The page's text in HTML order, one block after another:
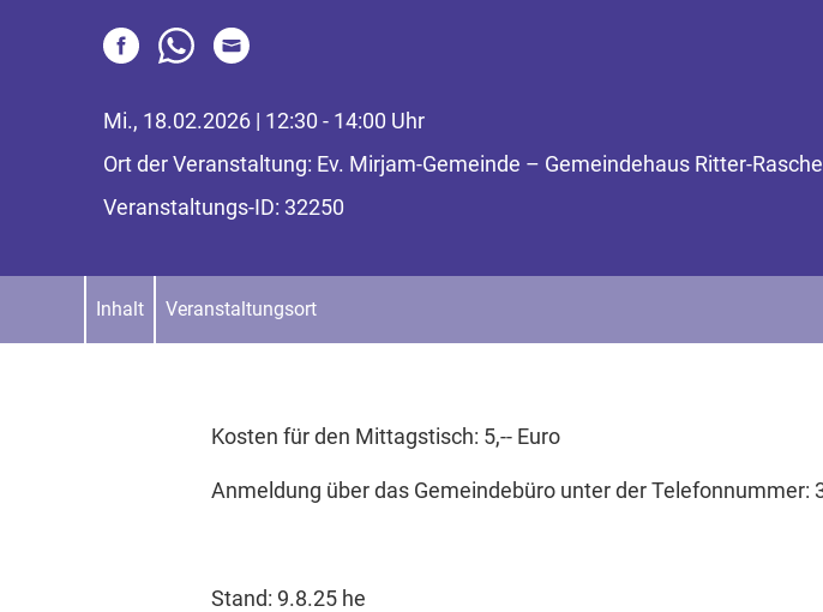
Mi., 18.02.2026 | 12:30 - 14:00 Uhr
Ort der Veranstaltung: Ev. Mirjam-Gemeinde – Gemeindehaus Ritter-
Veranstaltungs-ID: 32250
Inhalt Veranstaltungsort
Kosten für den Mittagstisch: 5,-- Euro
Anmeldung über das Gemeindebüro unter der Telefonnummer:
Stand: 9.8.25 he